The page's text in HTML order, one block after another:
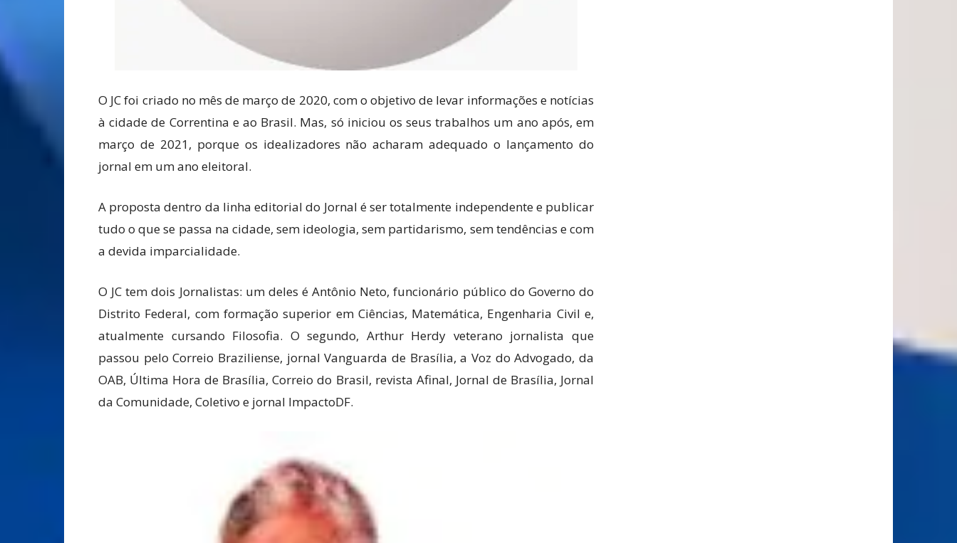
O JC foi criado no mês de março de 2020, com o objetivo de levar informações e notícias
à cidade de Correntina e ao Brasil. Mas, só iniciou os seus trabalhos um ano após, em
março de 2021, porque os idealizadores não acharam adequado o lançamento do
jornal em um ano eleitoral.
A proposta dentro da linha editorial do Jornal é ser totalmente independente e publicar
tudo o que se passa na cidade, sem ideologia, sem partidarismo, sem tendências e com
a devida imparcialidade.
O JC tem dois Jornalistas: um deles é Antônio Neto, funcionário público do Governo do
Distrito Federal, com formação superior em Ciências, Matemática, Engenharia Civil e,
atualmente cursando Filosofia. O segundo, Arthur Herdy veterano jornalista que
passou pelo Correio Braziliense, jornal Vanguarda de Brasília, a Voz do Advogado, da
OAB, Última Hora de Brasília, Correio do Brasil, revista Afinal, Jornal de Brasília, Jornal
da Comunidade, Coletivo e jornal ImpactoDF.